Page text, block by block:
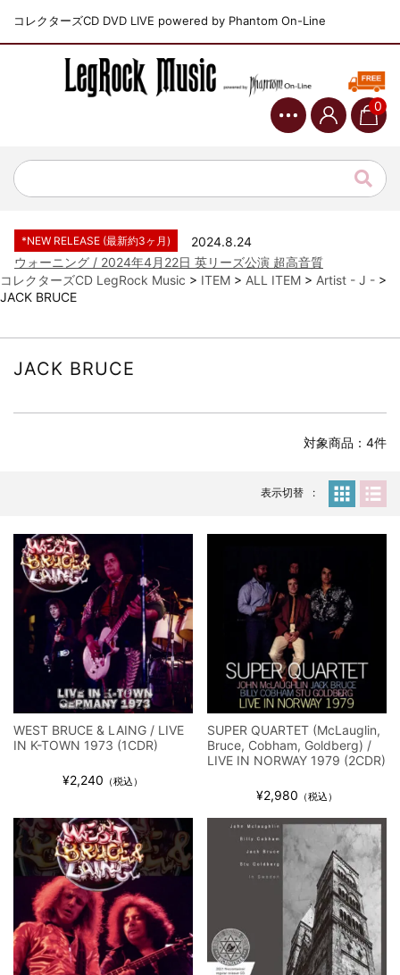
コレクターズCD DVD LIVE powered by Phantom On-Line
0
ジャーニー / 1979年5月8+9日 コロラド州 2公演 SBD 完全収録！
*NEW RELEASE (最新約3ヶ月)
2024.11.9
*NEW RELEASE (最新約3ヶ月)
2024.8.24
ウォーニング / 2024年4月22日 英リーズ公演 超高音質
IEM+Aud！
*NEW RELEASE (最新約3ヶ月)
収録！
*NEW RELEASE (最新約3ヶ月)
スコーピオンズ / 2024年6月15日 リスボン公演 FHD 完全収録！
マネスキン / 2024年6月9日 ドイツ ROCK AM RING 公演 FHD 完
リアム・ギャラガー / 2024年6月1日 英国シェフィールド公演 完
全収録！
*NEW RELEASE (最新約3ヶ月)
2024.6.9
メガデス / 2023年8月4日 ドイツ W.O.A. 公演 FHD 完全収録！
*NEW RELEASE (最新約3ヶ月)
2024.6.9
ユーライア・ヒープ / 2023年8月3日 ドイツ W.O.A. 公演 FHD 完
全収録！
*NEW RELEASE (最新約3ヶ月)
2024.6.9
ジャーニー / 1979年5月8+9日 コロラド州 2公演 SBD 完全収録！
*NEW RELEASE (最新約3ヶ月)
2024.11.9
NGHFB / 2024年7月28日 フジロック’24公演 超高音質AI-SBD！
*NEW RELEASE (最新約3ヶ月)
ウォーニング / 2024年4月22日 英リーズ公演 超高音質
IEM+Aud！
*NEW RELEASE (最新約3ヶ月)
2024.6.24
ビリー・ジョエル / 2024年3月24日 100Aniv. 米M.S.G公演 完全
収録！
*NEW RELEASE (最新約3ヶ月)
リアム・ギャラガー / 2024年6月3日 カーディフ公演 IEM/AUD 完
全収録！
*NEW RELEASE (最新約3ヶ月)
2024.6.24
コレクターズCD LegRock Music > ITEM > ALL ITEM > Artist - J - >
JACK BRUCE
JACK BRUCE
対象商品：4件
表示切替
WEST BRUCE & LAING / LIVE
IN K-TOWN 1973 (1CDR)
¥2,240 （税込）
SUPER QUARTET (McLauglin,
Bruce, Cobham, Goldberg) /
LIVE IN NORWAY 1979 (2CDR)
¥2,980 （税込）